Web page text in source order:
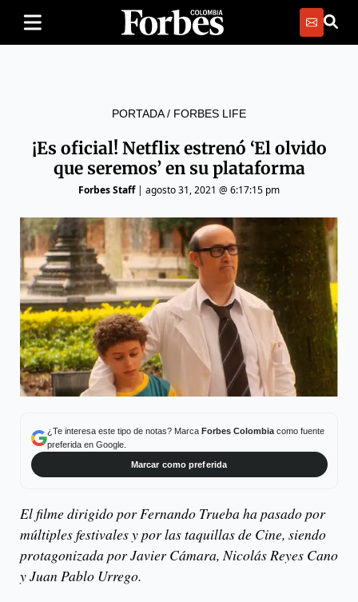
PORTADA/ FORBES LIFE
¡Es oficial! Netflix estrenó ‘El olvido
que seremos’ en su plataforma
Forbes Staff| agosto 31, 2021 @ 6:17:15 pm
¿Te interesa este tipo de notas? Marca Forbes Colombiacomo fuente
preferida en Google.
Marcar como preferida
El filme dirigido por Fernando Trueba ha pasado por
múltiples festivales y por las taquillas de Cine, siendo
protagonizada por Javier Cámara, Nicolás Reyes Cano
y Juan Pablo Urrego.